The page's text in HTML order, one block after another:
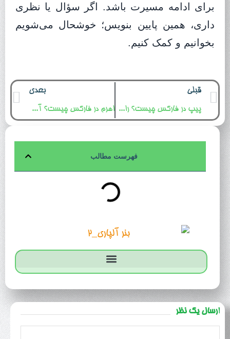
برای ادامه مسیرت باشد. اگر سؤال یا نظری
داری، همین پایین بنویس؛ خوشحال می‌شویم
بخوانیم و کمک کنیم.
قبلی
پیپ در فارکس چیست؟ راهنمای کامل برای محاسبه ارزش پیپ
بعدی
اهرم در فارکس چیست؟ آموزش کامل با مثال عددی، جدول و نکات مدیریت ریسک
فهرست مطالب
ارسال یک نظر